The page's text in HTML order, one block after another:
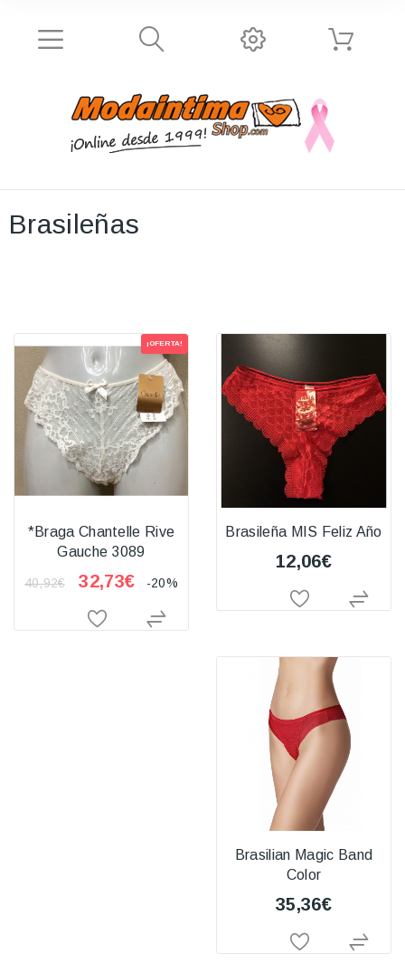
Brasileñas
¡OFERTA!
*Braga Chantelle Rive
Gauche 3089
40,92€ 32,73€ -20%
Brasileña MIS Feliz Año
12,06€
Brasilian Magic Band
Color
35,36€